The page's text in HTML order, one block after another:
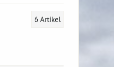
6 Artikel